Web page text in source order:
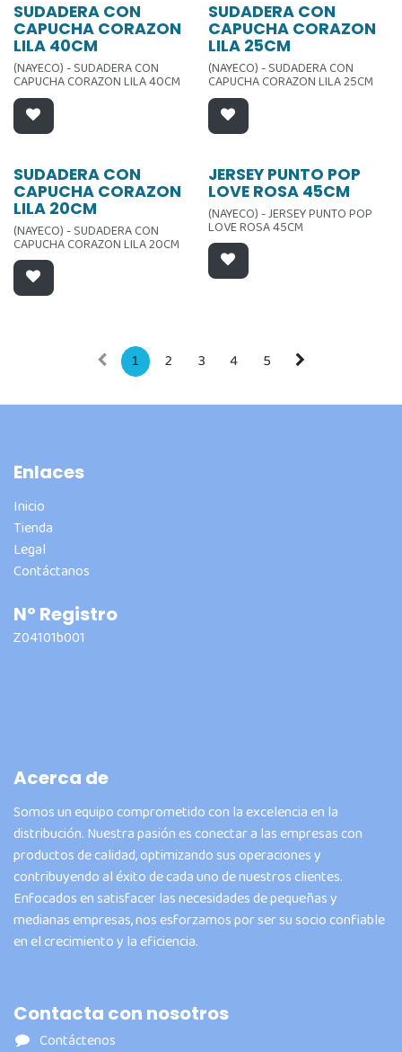
SUDADERA CON
CAPUCHA CORAZON
LILA 40CM
(NAYECO) - SUDADERA CON
CAPUCHA CORAZON LILA 40CM
SUDADERA CON
CAPUCHA CORAZON
LILA 25CM
(NAYECO) - SUDADERA CON
CAPUCHA CORAZON LILA 25CM
SUDADERA CON
CAPUCHA CORAZON
LILA 20CM
(NAYECO) - SUDADERA CON
CAPUCHA CORAZON LILA 20CM
JERSEY PUNTO POP
LOVE ROSA 45CM
(NAYECO) - JERSEY PUNTO POP
LOVE ROSA 45CM
1 2 3 4 5
Enlaces
Inicio
Tienda
Legal
Contáctanos
Nº Registro
Z04101b001
Acerca de
Somos un equipo comprometido con la excelencia en la
distribución. Nuestra pasión es conectar a las empresas con
productos de calidad, optimizando sus operaciones y
contribuyendo al éxito de cada uno de nuestros clientes.
Enfocados en satisfacer las necesidades de pequeñas y
medianas empresas, nos esforzamos por ser su socio confiable
en el crecimiento y la eficiencia.
Contacta con nosotros
Contáctenos